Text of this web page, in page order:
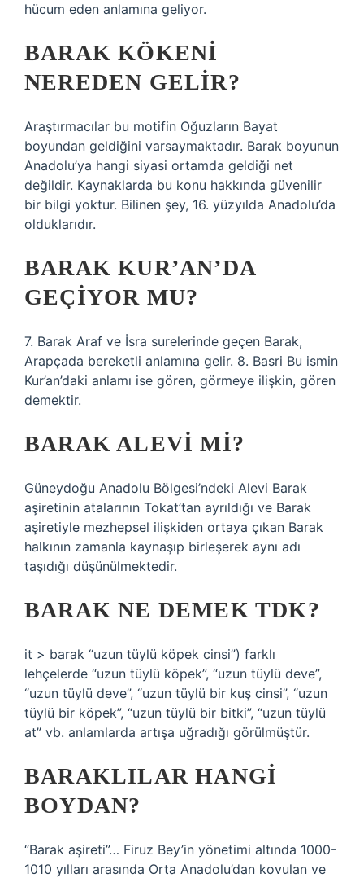
hücum eden anlamına geliyor.
BARAK KÖKENI
NEREDEN GELIR?
Araştırmacılar bu motifin Oğuzların Bayat
boyundan geldiğini varsaymaktadır. Barak boyunun
Anadolu’ya hangi siyasi ortamda geldiği net
değildir. Kaynaklarda bu konu hakkında güvenilir
bir bilgi yoktur. Bilinen şey, 16. yüzyılda Anadolu’da
olduklarıdır.
BARAK KUR’AN’DA
GEÇIYOR MU?
7. Barak Araf ve İsra surelerinde geçen Barak,
Arapçada bereketli anlamına gelir. 8. Basri Bu ismin
Kur’an’daki anlamı ise gören, görmeye ilişkin, gören
demektir.
BARAK ALEVI MI?
Güneydoğu Anadolu Bölgesi’ndeki Alevi Barak
aşiretinin atalarının Tokat’tan ayrıldığı ve Barak
aşiretiyle mezhepsel ilişkiden ortaya çıkan Barak
halkının zamanla kaynaşıp birleşerek aynı adı
taşıdığı düşünülmektedir.
BARAK NE DEMEK TDK?
it > barak “uzun tüylü köpek cinsi”) farklı
lehçelerde “uzun tüylü köpek”, “uzun tüylü deve”,
“uzun tüylü deve”, “uzun tüylü bir kuş cinsi”, “uzun
tüylü bir köpek”, “uzun tüylü bir bitki”, “uzun tüylü
at” vb. anlamlarda artışa uğradığı görülmüştür.
BARAKLILAR HANGI
BOYDAN?
“Barak aşireti”… Firuz Bey’in yönetimi altında 1000-
1010 yılları arasında Orta Anadolu’dan kovulan ve